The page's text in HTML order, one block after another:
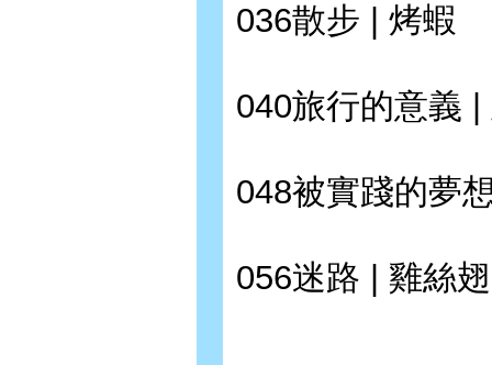
036散步 | 烤蝦
040旅行的意義 |
048被實踐的夢
056迷路 | 雞絲翅